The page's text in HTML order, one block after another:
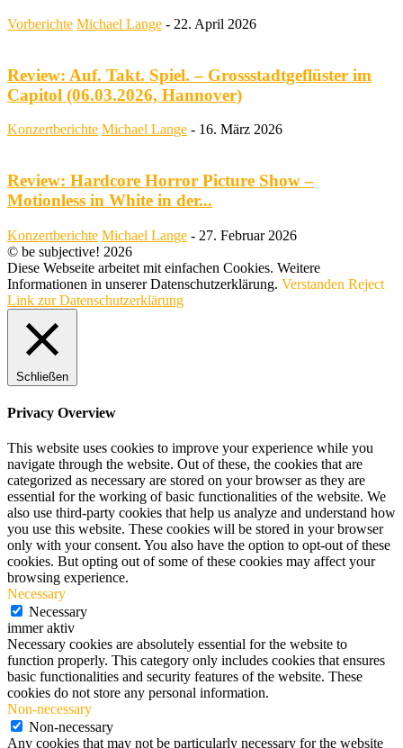
Vorberichte Michael Lange - 22. April 2026
Review: Auf. Takt. Spiel. – Grossstadtgeflüster im
Capitol (06.03.2026, Hannover)
Konzertberichte Michael Lange - 16. März 2026
Review: Hardcore Horror Picture Show –
Motionless in White in der...
Konzertberichte Michael Lange - 27. Februar 2026
© be subjective! 2026
Diese Webseite arbeitet mit einfachen Cookies. Weitere
Informationen in unserer Datenschutzerklärung. Verstanden Reject
Link zur Datenschutzerklärung
Schließen
Privacy Overview
This website uses cookies to improve your experience while you
navigate through the website. Out of these, the cookies that are
categorized as necessary are stored on your browser as they are
essential for the working of basic functionalities of the website. We
also use third-party cookies that help us analyze and understand how
you use this website. These cookies will be stored in your browser
only with your consent. You also have the option to opt-out of these
cookies. But opting out of some of these cookies may affect your
browsing experience.
Necessary
Necessary
immer aktiv
Necessary cookies are absolutely essential for the website to
function properly. This category only includes cookies that ensures
basic functionalities and security features of the website. These
cookies do not store any personal information.
Non-necessary
Non-necessary
Any cookies that may not be particularly necessary for the website